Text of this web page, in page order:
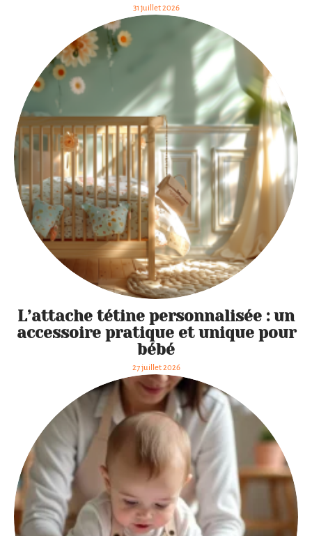
31 juillet 2026
L’attache tétine personnalisée : un
accessoire pratique et unique pour
bébé
27 juillet 2026